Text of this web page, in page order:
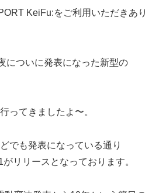
KeiFu:をご利用いただきあり
についに発表になった新型の
ってきましたよ〜。
でも発表になっている通り
リリースとなっております。